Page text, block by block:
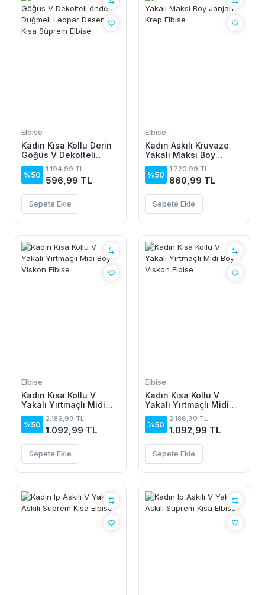
Elbise
Kadın Kısa Kollu Derin
Göğüs V Dekolteli
önden Düğmeli Leopar
Desenli Kısa Süprem
Elbise
%50
1.194,99 TL
596,99 TL
Sepete Ekle
Elbise
Kadın Askılı Kruvaze
Yakalı Maksi Boy
Janjan Krep Elbise
%50
1.720,99 TL
860,99 TL
Sepete Ekle
Elbise
Kadın Kısa Kollu V
Yakalı Yırtmaçlı Midi
Boy Viskon Elbise
%50
2.186,99 TL
1.092,99 TL
Sepete Ekle
Elbise
Kadın Kısa Kollu V
Yakalı Yırtmaçlı Midi
Boy Viskon Elbise
%50
2.186,99 TL
1.092,99 TL
Sepete Ekle